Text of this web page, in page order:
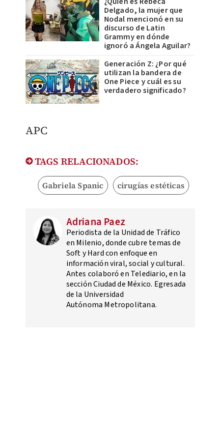
Delgado, la mujer que
Nodal mencionó en su
discurso de Latin
Grammy en dónde
ignoró a Ángela Aguilar?
Generación Z: ¿Por qué
utilizan la bandera de
One Piece y cuál es su
verdadero significado?
APC
TAGS RELACIONADOS:
Gabriela Spanic cirugías estéticas
Adriana Paez
Periodista de la Unidad de Tráfico
en Milenio, donde cubre temas de
Soft y Hard con enfoque en
información viral, social y cultural.
Antes colaboró en Telediario, en la
sección Ciudad de México. Egresada
de la Universidad
Autónoma Metropolitana.